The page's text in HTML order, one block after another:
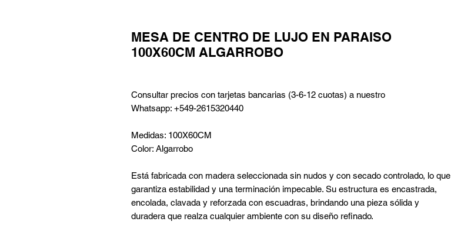
MESA DE CENTRO DE LUJO EN PARAISO
100X60CM ALGARROBO
Consultar precios con tarjetas bancarias (3-6-12 cuotas) a nuestro
Whatsapp: +549-2615320440
Medidas: 100X60CM
Color: Algarrobo
Está fabricada con madera seleccionada sin nudos y con secado controlado, lo que
garantiza estabilidad y una terminación impecable. Su estructura es encastrada,
encolada, clavada y reforzada con escuadras, brindando una pieza sólida y
duradera que realza cualquier ambiente con su diseño refinado.